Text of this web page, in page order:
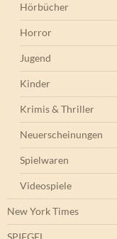
Hörbücher
Horror
Jugend
Kinder
Krimis & Thriller
Neuerscheinungen
Spielwaren
Videospiele
New York Times